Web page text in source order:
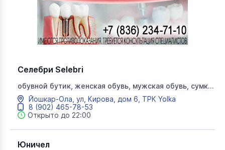
Селебри Selebri
обувной бутик, женская обувь, мужская обувь, сумки,
селебри
Йошкар-Ола, ул, Кирова, дом 6, ТРК Yolka
8 (902) 465-78-53
Открыто до 22:00
Юничел